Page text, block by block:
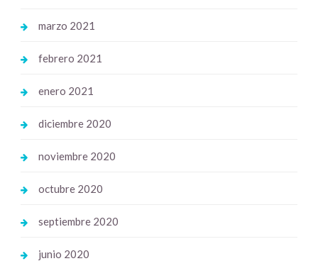
marzo 2021
febrero 2021
enero 2021
diciembre 2020
noviembre 2020
octubre 2020
septiembre 2020
junio 2020